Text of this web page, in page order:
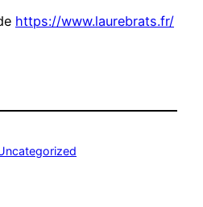
https://www.laurebrats.fr/